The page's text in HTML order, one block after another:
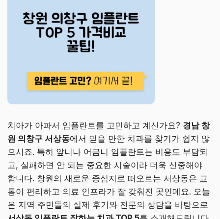
치아가 아파서 임플란트를 고민하고 계신가요? 경남 창
원 의창구 서상동에서 믿을 만한 치과를 찾기가 쉽지 않
으시죠. 특히 앞니나 어금니 임플란트는 비용도 부담되
고, 실패하면 안 되는 중요한 시술이라 더욱 신중해야
합니다. 창원의 새로운 중심지로 떠오르는 서상동은 교
통이 편리하고 의료 인프라가 잘 갖춰진 곳인데요. 오늘
은 지역 주민들의 실제 후기와 전문의 상담을 바탕으로